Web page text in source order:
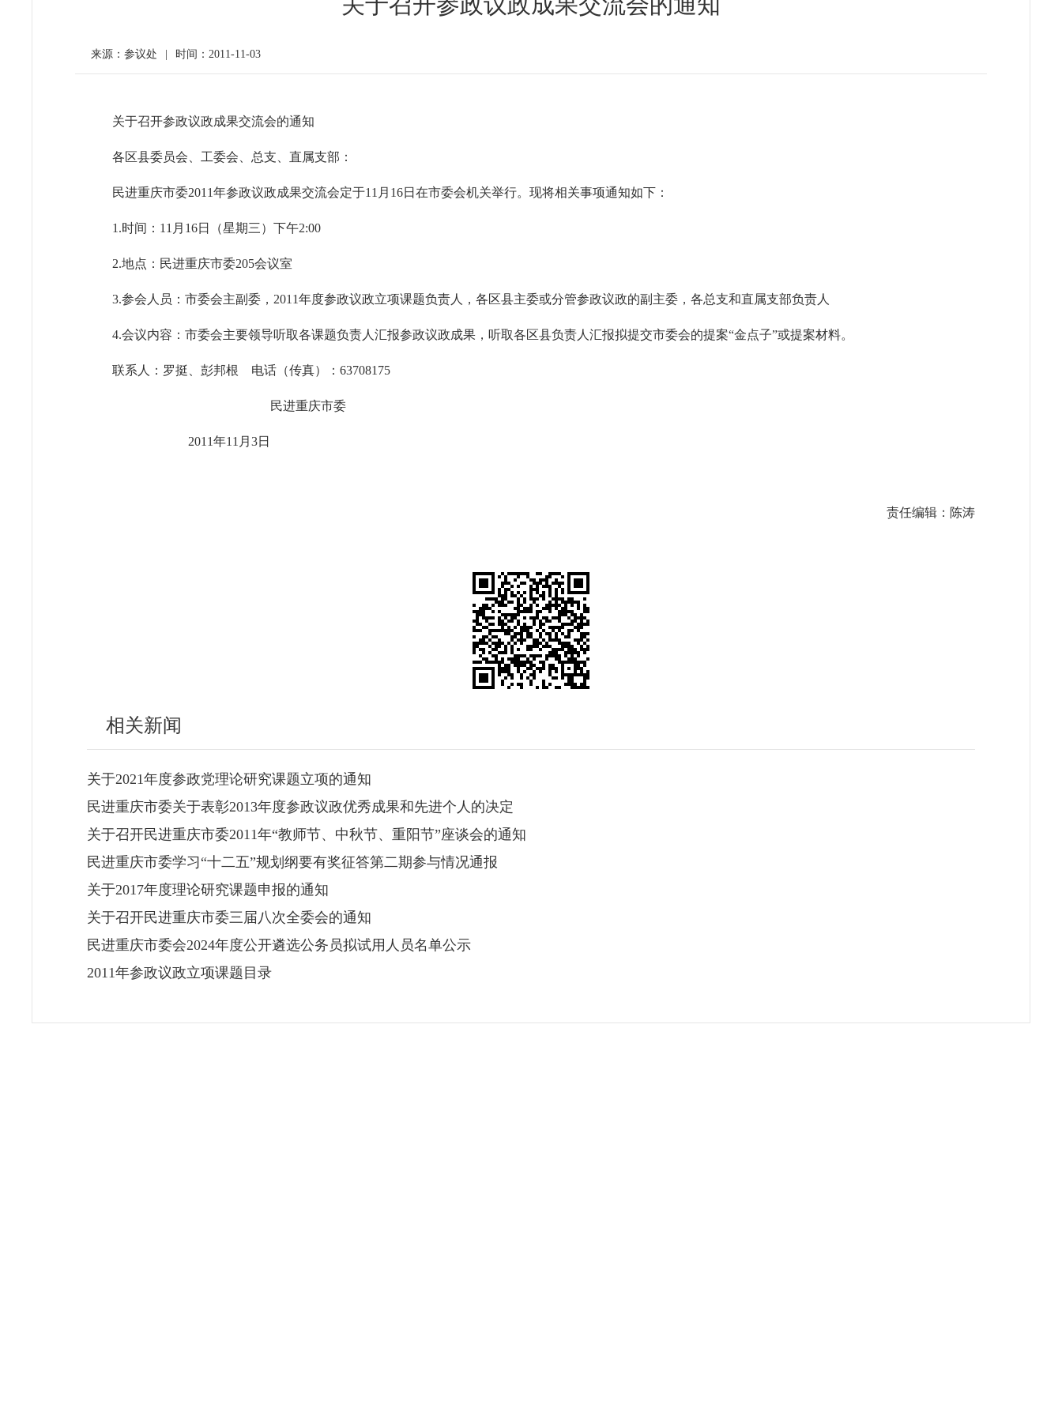
来源：参议处 时间：2011-11-03
关于召开参政议政成果交流会的通知
各区县委员会、工委会、总支、直属支部：
民进重庆市委2011年参政议政成果交流会定于11 月 16日 在市委会机关举行。现将相关事项通知如下：
1.时间： 11 月 16日 （星期三）下午2:00
2.地点：民进重庆市委205会议室
3.参会人员：市委会主副委， 2011年度参政议政立项课题负责人，各区县主委或分管参政议政的副主委，各总支和直属支部负责人
4.会议内容：市委会主要领导听取各课题负责人汇报参政议政成果，听取各区县负责人汇报拟提交市委会的提案“金点子”或提案材料。
联系人：罗挺、彭邦根 电话（传真）： 63708175
民进重庆市委
2011年11 月 3日
责任编辑：陈涛
相关新闻
关于2021年度参政党理论研究课题立项的通知
民进重庆市委关于表彰2013年度参政议政优秀成果和先进个人的决定
关于召开民进重庆市委2011年“教师节、中秋节、重阳节”座谈会的通知
民进重庆市委学习“十二五”规划纲要有奖征答第二期参与情况通报
关于2017年度理论研究课题申报的通知
关于召开民进重庆市委三届八次全委会的通知
民进重庆市委会2024年度公开遴选公务员拟试用人员名单公示
2011年参政议政立项课题目录